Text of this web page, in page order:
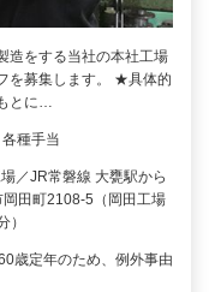
造をする当社の本社工場
を募集します。 ★具体的
とに…
種手当
／JR常磐線 大甕駅から
田町2108-5（岡田工場
）
歳定年のため、例外事由